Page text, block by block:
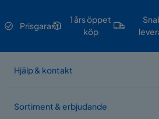
Prisgaranti
1 års öppet
köp
Hjälp & kontakt
Sortiment & erbjudande